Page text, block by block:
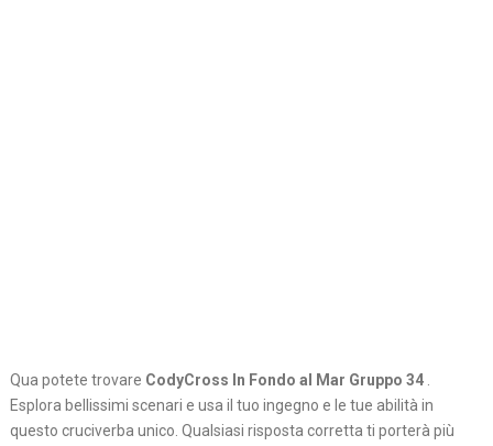
Qua potete trovare CodyCross In Fondo al Mar Gruppo 34 .
Esplora bellissimi scenari e usa il tuo ingegno e le tue abilità in
questo cruciverba unico. Qualsiasi risposta corretta ti porterà più